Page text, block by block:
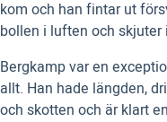
kom och han fintar ut
bollen i luften och skjuter
Bergkamp var en
allt. Han hade längden,
och skotten och är klart